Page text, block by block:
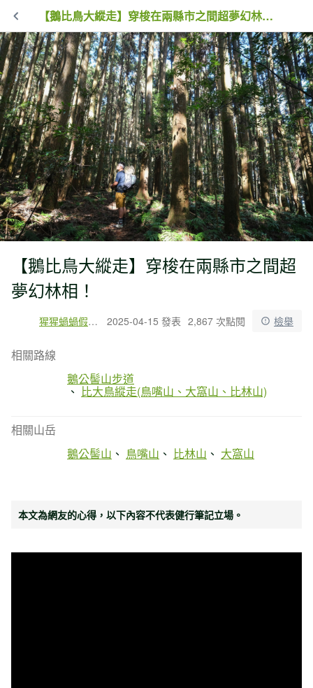
【鵝比鳥大縱走】穿梭在兩縣市之間超夢幻林相！
【鵝比鳥大縱走】穿梭在兩縣市之間超
夢幻林相！
猩猩蝸蝸假日生活 2025-04-15 發表 2,867 次點閱 檢舉
相關路線
鵝公髻山步道
比大鳥縱走(鳥嘴山、大窩山、比林山)
相關山岳
鵝公髻山
鳥嘴山 比林山 大窩山
本文為網友的心得，以下內容不代表健行筆記立場。